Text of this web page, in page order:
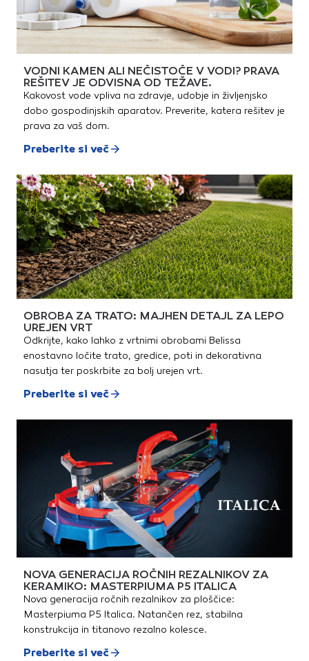
VODNI KAMEN ALI NEČISTOČE V VODI? PRAVA
REŠITEV JE ODVISNA OD TEŽAVE.
Kakovost vode vpliva na zdravje, udobje in življenjsko
dobo gospodinjskih aparatov. Preverite, katera rešitev je
prava za vaš dom.
Preberite si več
OBROBA ZA TRATO: MAJHEN DETAJL ZA LEPO
UREJEN VRT
Odkrijte, kako lahko z vrtnimi obrobami Belissa
enostavno ločite trato, gredice, poti in dekorativna
nasutja ter poskrbite za bolj urejen vrt.
Preberite si več
NOVA GENERACIJA ROČNIH REZALNIKOV ZA
KERAMIKO: MASTERPIUMA P5 ITALICA
Nova generacija ročnih rezalnikov za ploščice:
Masterpiuma P5 Italica. Natančen rez, stabilna
konstrukcija in titanovo rezalno kolesce.
Preberite si več